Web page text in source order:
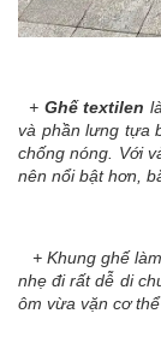
+ Ghế textilen
và phần lưng tựa
chống nóng. Với
nên nổi bật hơn,
+ Khung ghế
nhẹ đi rất dễ di
ôm vừa vặn cơ